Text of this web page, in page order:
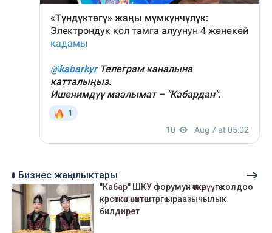
Бизнес жаңылыктары
"Кабар" ШКУ форумун өткөрүүгө колдоо
көрсөткөн өнөктөштөргө ыраазычылык
билдирет